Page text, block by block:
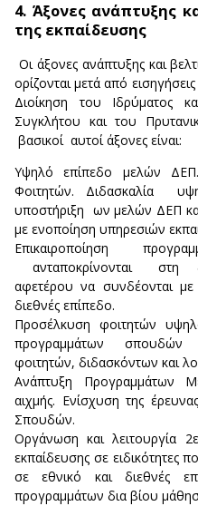
4. Άξονες ανάπτυξης
της εκπαίδευσης
Οι άξονες ανάπτυξης και
ορίζονται μετά από
Διοίκηση του Ιδρύματος
Συγκλήτου και του
βασικοί αυτοί άξονες είναι:
Yψηλό επίπεδο μελών
Φοιτητών. Διδασκαλία
υποστήριξη ων μελών ΔΕΠ
με ενοποίηση υπηρεσιών
Επικαιροποίηση
ανταποκρίνονται στη
αφετέρου να συνδέονται
διεθνές επίπεδο.
Προσέλκυση φοιτητών
προγραμμάτων σπουδών
φοιτητών, διδασκόντων και
Ανάπτυξη Προγραμμάτων
αιχμής. Ενίσχυση της
Σπουδών.
Οργάνωση και λειτουργία
εκπαίδευσης σε ειδικότητες
σε εθνικό και διεθνές
προγραμμάτων δια βίου